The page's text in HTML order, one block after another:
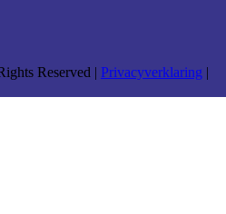
Reserved | Privacyverklaring |